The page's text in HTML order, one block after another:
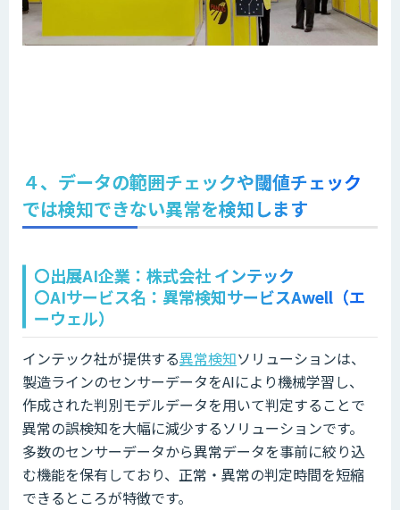
４、データの範囲チェックや閾値チェック
では検知できない異常を検知します
〇出展AI企業：株式会社 インテック
〇AIサービス名：異常検知サービスAwell（エ
ーウェル）
インテック社が提供する異常検知ソリューションは、
製造ラインのセンサーデータをAIにより機械学習し、
作成された判別モデルデータを用いて判定することで
異常の誤検知を大幅に減少するソリューションです。
多数のセンサーデータから異常データを事前に絞り込
む機能を保有しており、正常・異常の判定時間を短縮
できるところが特徴です。